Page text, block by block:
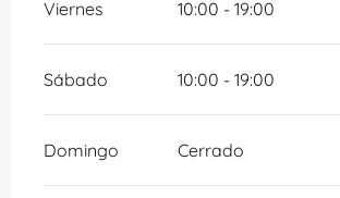
Viernes 10:00 - 19:00
Sábado 10:00 - 19:00
Domingo Cerrado